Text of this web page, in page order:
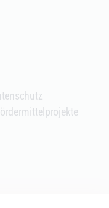
Link)
Link)
externen Link)
externen Link)
(Öffnet externen Link)